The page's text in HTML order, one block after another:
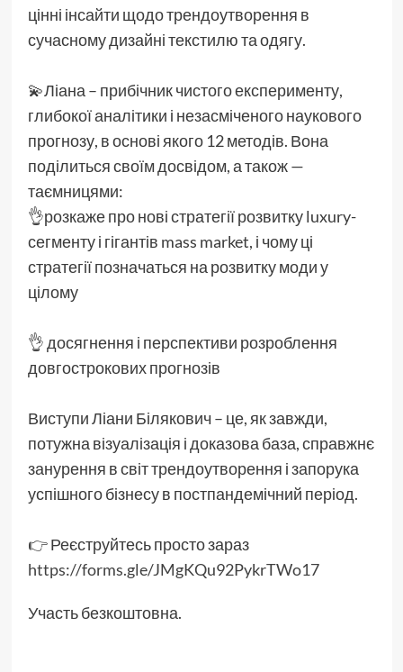
цінні інсайти щодо трендоутворення в
сучасному дизайні текстилю та одягу.
💫Ліана – прибічник чистого експерименту,
глибокої аналітики і незасміченого наукового
прогнозу, в основі якого 12 методів. Вона
поділиться своїм досвідом, а також —
таємницями:
👌розкаже про нові стратегії розвитку luxury-
сегменту і гігантів mass market, і чому ці
стратегії позначаться на розвитку моди у
цілому
👌 досягнення і перспективи розроблення
довгострокових прогнозів
Виступи Ліани Білякович – це, як завжди,
потужна візуалізація і доказова база, справжнє
занурення в світ трендоутворення і запорука
успішного бізнесу в постпандемічний період.
👉 Реєструйтесь просто зараз
https://forms.gle/JMgKQu92PykrTWo17
Участь безкоштовна.